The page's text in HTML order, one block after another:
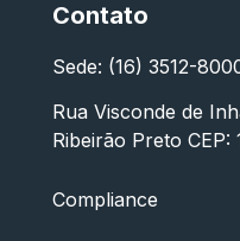
Contato
Sede: (16) 3512-
Rua Visconde de
Ribeirão Preto CEP:
Compliance